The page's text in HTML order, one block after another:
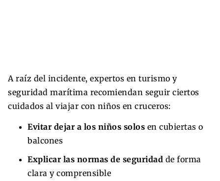
A raíz del incidente, expertos en turismo y
seguridad marítima recomiendan seguir ciertos
cuidados al viajar con niños en cruceros:
Evitar dejar a los niños solos en cubiertas o
balcones
Explicar las normas de seguridad de forma
clara y comprensible